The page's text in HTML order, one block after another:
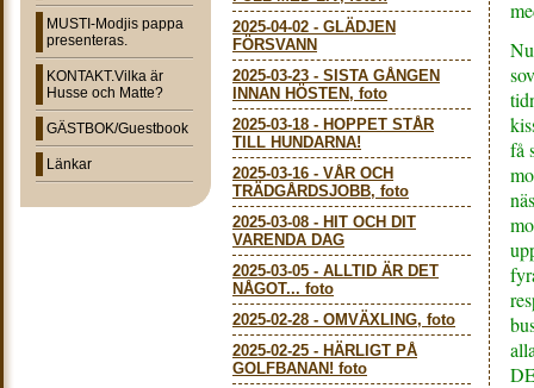
MUSTI-Modjis pappa
presenteras.
KONTAKT.Vilka är
Husse och Matte?
GÄSTBOK/Guestbook
Länkar
2025-04-02 - GLÄDJEN
FÖRSVANN
2025-03-23 - SISTA GÅNGEN
INNAN HÖSTEN, foto
2025-03-18 - HOPPET STÅR
TILL HUNDARNA!
2025-03-16 - VÅR OCH
TRÄDGÅRDSJOBB, foto
2025-03-08 - HIT OCH DIT
VARENDA DAG
2025-03-05 - ALLTID ÄR DET
NÅGOT... foto
2025-02-28 - OMVÄXLING, foto
2025-02-25 - HÄRLIGT PÅ
GOLFBANAN! foto
få